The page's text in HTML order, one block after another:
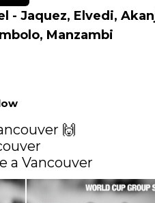
- Jaquez, Elvedi,
Manzambi
🙌
a Vancouver